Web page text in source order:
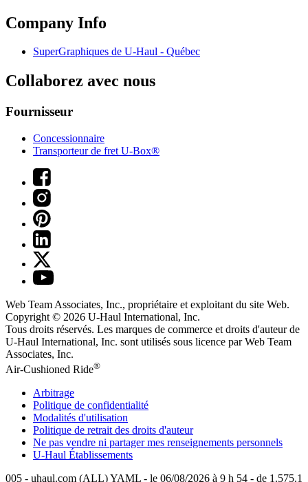
Company Info
SuperGraphiques de U-Haul - Québec
Collaborez avec nous
Fournisseur
Concessionnaire
Transporteur de fret U-Box®
Web Team Associates, Inc., propriétaire et exploitant du site Web.
Copyright © 2026 U-Haul International, Inc.
Tous droits réservés. Les marques de commerce et droits d'auteur de
U-Haul International, Inc. sont utilisés sous licence par Web Team
Associates, Inc.
Air-Cushioned Ride®
Arbitrage
Politique de confidentialité
Modalités d'utilisation
Politique de retrait des droits d'auteur
Ne pas vendre ni partager mes renseignements personnels
U-Haul Établissements
005 - uhaul.com (ALL) YAML - le 06/08/2026 à 9 h 54 - de 1.575.1